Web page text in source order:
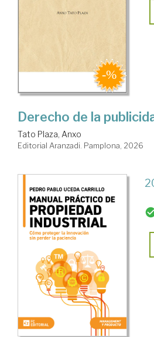
Derecho de la
Tato Plaza, Anxo
Editorial Aranzadi. Pamplona, 2026